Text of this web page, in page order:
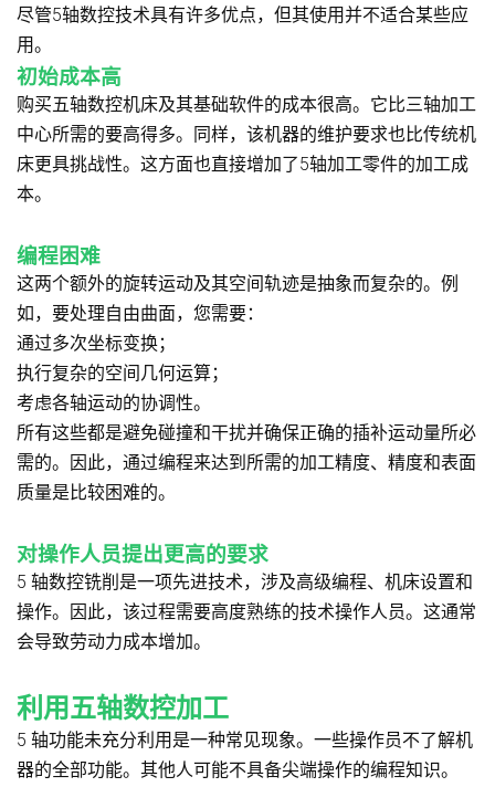
尽管5轴数控技术具有许多优点，但其使用并不适合某些应
用。
初始成本高
购买五轴数控机床及其基础软件的成本很高。它比三轴加工
中心所需的要高得多。同样，该机器的维护要求也比传统机
床更具挑战性。这方面也直接增加了5轴加工零件的加工成
本。
编程困难
这两个额外的旋转运动及其空间轨迹是抽象而复杂的。例
如，要处理自由曲面，您需要：
通过多次坐标变换；
执行复杂的空间几何运算；
考虑各轴运动的协调性。
所有这些都是避免碰撞和干扰并确保正确的插补运动量所必
需的。因此，通过编程来达到所需的加工精度、精度和表面
质量是比较困难的。
对操作人员提出更高的要求
5 轴数控铣削是一项先进技术，涉及高级编程、机床设置和
操作。因此，该过程需要高度熟练的技术操作人员。这通常
会导致劳动力成本增加。
利用五轴数控加工
5 轴功能未充分利用是一种常见现象。一些操作员不了解机
器的全部功能。其他人可能不具备尖端操作的编程知识。